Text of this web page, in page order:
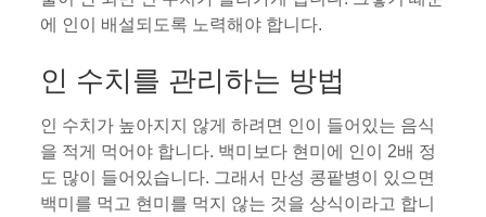
에 인이 배설되도록 노력해야 합니다.
인 수치를 관리하는 방법
인 수치가 높아지지 않게 하려면 인이 들어있는 음식
을 적게 먹어야 합니다. 백미보다 현미에 인이 2배 정
도 많이 들어있습니다. 그래서 만성 콩팥병이 있으면
백미를 먹고 현미를 먹지 않는 것을 상식이라고 합니